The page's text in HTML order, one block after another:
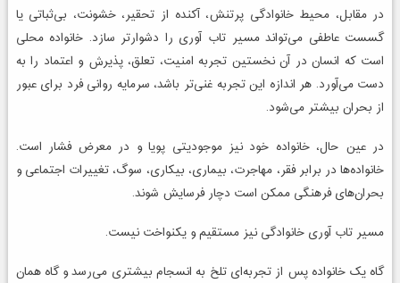
در مقابل، محیط خانوادگی پرتنش، آکنده از تحقیر، خشونت، بی‌ثباتی یا
گسست عاطفی می‌تواند مسیر تاب آوری را دشوارتر سازد. خانواده محلی
است که انسان در آن نخستین تجربه امنیت، تعلق، پذیرش و اعتماد را به
دست می‌آورد. هر اندازه این تجربه غنی‌تر باشد، سرمایه روانی فرد برای عبور
از بحران بیشتر می‌شود.
در عین حال، خانواده خود نیز موجودیتی پویا و در معرض فشار است.
خانواده‌ها در برابر فقر، مهاجرت، بیماری، بیکاری، سوگ، تغییرات اجتماعی و
بحران‌های فرهنگی ممکن است دچار فرسایش شوند.
مسیر تاب آوری خانوادگی نیز مستقیم و یکنواخت نیست.
گاه یک خانواده پس از تجربه‌ای تلخ به انسجام بیشتری می‌رسد و گاه همان